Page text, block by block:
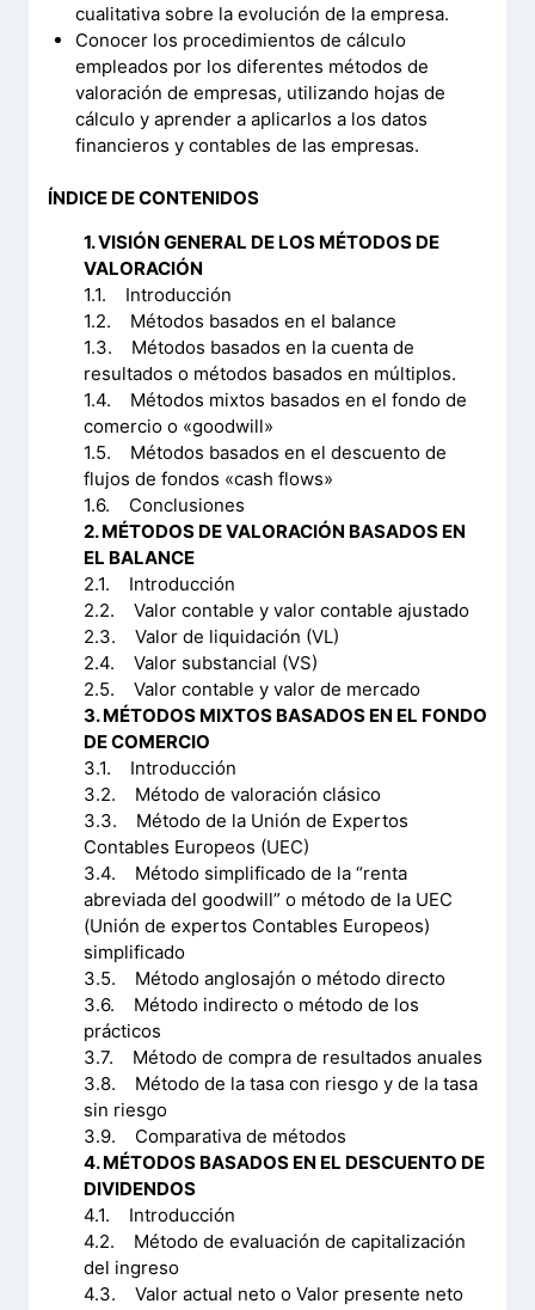
cualitativa sobre la evolución de la empresa.
Conocer los procedimientos de cálculo
empleados por los diferentes métodos de
valoración de empresas, utilizando hojas de
cálculo y aprender a aplicarlos a los datos
financieros y contables de las empresas.
ÍNDICE DE CONTENIDOS
1. VISIÓN GENERAL DE LOS MÉTODOS DE
VALORACIÓN
1.1. Introducción
1.2. Métodos basados en el balance
1.3. Métodos basados en la cuenta de
resultados o métodos basados en múltiplos.
1.4. Métodos mixtos basados en el fondo de
comercio o «goodwill»
1.5. Métodos basados en el descuento de
flujos de fondos «cash flows»
1.6. Conclusiones
2. MÉTODOS DE VALORACIÓN BASADOS EN
EL BALANCE
2.1. Introducción
2.2. Valor contable y valor contable ajustado
2.3. Valor de liquidación (VL)
2.4. Valor substancial (VS)
2.5. Valor contable y valor de mercado
3. MÉTODOS MIXTOS BASADOS EN EL FONDO
DE COMERCIO
3.1. Introducción
3.2. Método de valoración clásico
3.3. Método de la Unión de Expertos
Contables Europeos (UEC)
3.4. Método simplificado de la “renta
abreviada del goodwill” o método de la UEC
(Unión de expertos Contables Europeos)
simplificado
3.5. Método anglosajón o método directo
3.6. Método indirecto o método de los
prácticos
3.7. Método de compra de resultados anuales
3.8. Método de la tasa con riesgo y de la tasa
sin riesgo
3.9. Comparativa de métodos
4. MÉTODOS BASADOS EN EL DESCUENTO DE
DIVIDENDOS
4.1. Introducción
4.2. Método de evaluación de capitalización
del ingreso
4.3. Valor actual neto o Valor presente neto